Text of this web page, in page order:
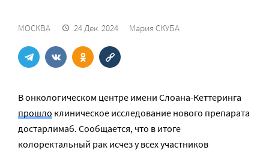
МОСКВА 24 Дек. 2024 Мария СКУБА
В онкологическом центре имени Слоана-Кеттеринга
прошло клиническое исследование нового препарата
достарлимаб. Сообщается, что в итоге
колоректальный рак исчез у всех участников